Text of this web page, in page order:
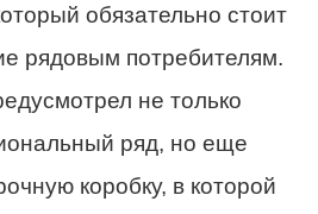
обязательно стоит
рядовым потребителям.
не только
ряд, но еще
коробку, в которой